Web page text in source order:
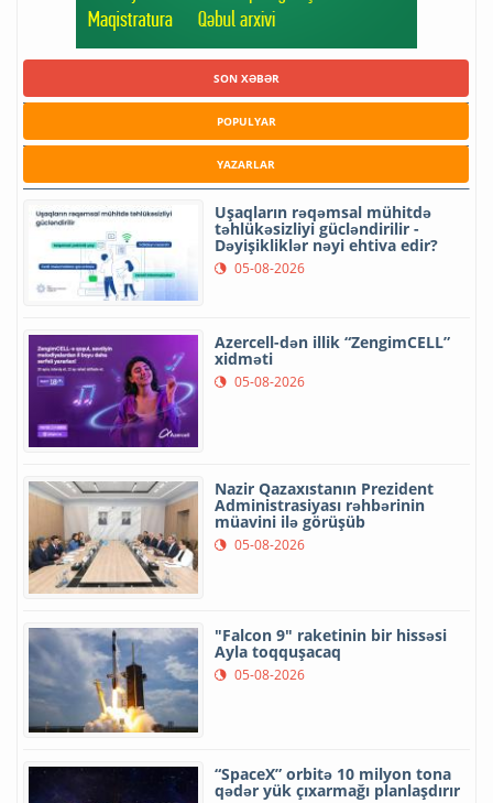
SON XƏBƏR
POPULYAR
YAZARLAR
Uşaqların rəqəmsal mühitdə
təhlükəsizliyi gücləndirilir -
Dəyişikliklər nəyi ehtiva edir?
05-08-2026
Azercell-dən illik “ZengimCELL”
xidməti
05-08-2026
Nazir Qazaxıstanın Prezident
Administrasiyası rəhbərinin
müavini ilə görüşüb
05-08-2026
"Falcon 9" raketinin bir hissəsi
Ayla toqquşacaq
05-08-2026
“SpaceX” orbitə 10 milyon tona
qədər yük çıxarmağı planlaşdırır